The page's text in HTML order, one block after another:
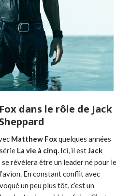
dans le rôle de Jack
Sheppard
Matthew Foxquelques années
La vie à cinq. Ici, il estJack
se révèlera être un leader né pour le
En constant conflit avec
un peu plus tôt, c’est un